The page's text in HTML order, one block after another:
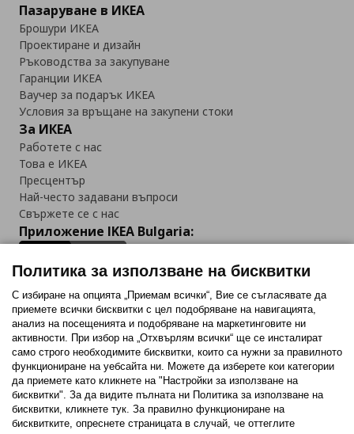
Пазаруване в ИКЕА
Брошури ИКЕА
Проектиране и дизайн
Ръководства за закупуване
Гаранции ИКЕА
Ваучер за подарък ИКЕА
Условия за връщане на закупени стоки
За ИКЕА
Работете с нас
Това е ИКЕА
Пресцентър
Най-често задавани въпроси
Свържете се с нас
Приложение IKEA Bulgaria:
Последвайте ни:
FacebookTwitterYoutubePinterestInstagram
Политика за използване на бисквитки
С избиране на опцията „Приемам всички“, Вие се съгласявате да
приемете всички бисквитки с цел подобряване на навигацията,
анализ на посещенията и подобряване на маркетинговите ни
активности. При избор на „Отхвърлям всички“ ще се инсталират
само строго необходимитe бисквитки, които са нужни за правилното
функциониране на уебсайта ни. Можете да изберете кои категории
да приемете като кликнете на "Настройки за използване на
бисквитки". За да видите пълната ни Политика за използване на
бисквитки, кликнете тук. За правилно функциониране на
бисквитките, опреснете страницата в случай, че оттеглите